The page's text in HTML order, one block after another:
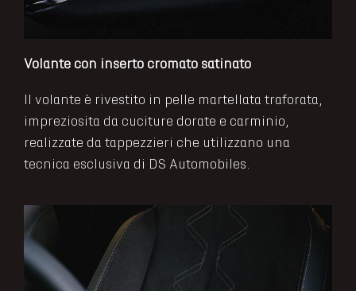
Volante con inserto cromato satinato
Il volante è rivestito in pelle martellata traforata,
impreziosita da cuciture dorate e carminio,
realizzate da tappezzieri che utilizzano una
tecnica esclusiva di DS Automobiles.